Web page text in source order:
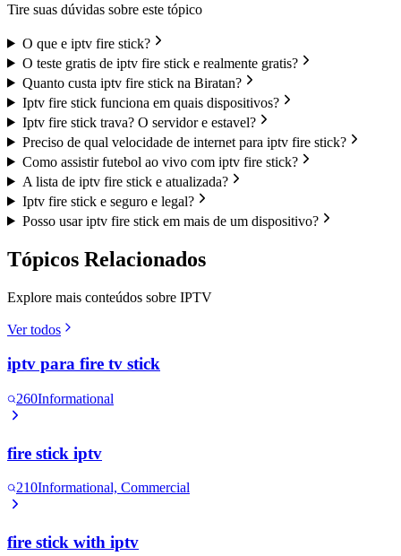
Tire suas dúvidas sobre este tópico
O que e iptv fire stick?
O teste gratis de iptv fire stick e realmente gratis?
Quanto custa iptv fire stick na Biratan?
Iptv fire stick funciona em quais dispositivos?
Iptv fire stick trava? O servidor e estavel?
Preciso de qual velocidade de internet para iptv fire stick?
Como assistir futebol ao vivo com iptv fire stick?
A lista de iptv fire stick e atualizada?
Iptv fire stick e seguro e legal?
Posso usar iptv fire stick em mais de um dispositivo?
Tópicos Relacionados
Explore mais conteúdos sobre IPTV
Ver todos
iptv para fire tv stick
260Informational
fire stick iptv
210Informational, Commercial
fire stick with iptv